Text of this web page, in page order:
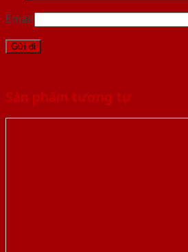
Email
Sản phẩm tương tự